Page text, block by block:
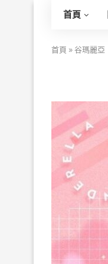
首頁
首頁 » 谷瑪麗亞